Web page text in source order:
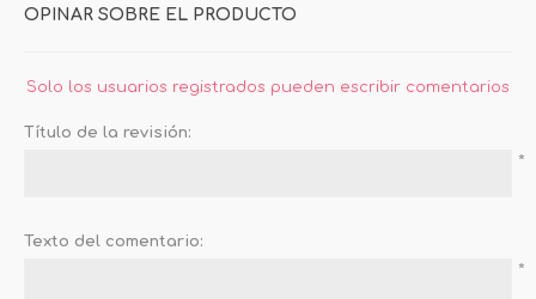
OPINAR SOBRE EL PRODUCTO
Solo los usuarios registrados pueden escribir comentarios
Título de la revisión:
*
Texto del comentario:
*